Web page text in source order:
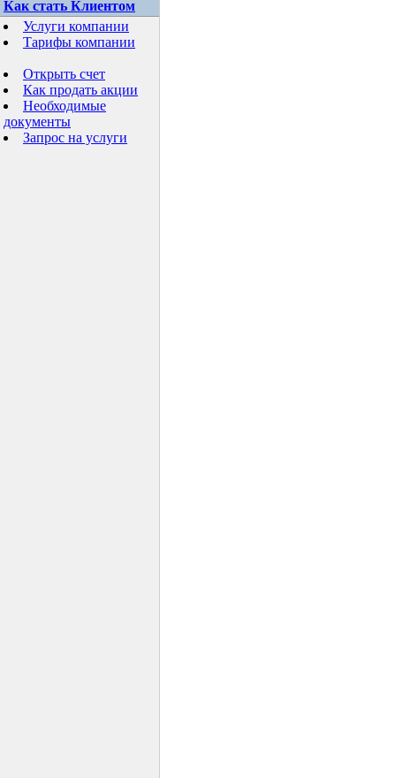
Как стать Клиентом
Услуги компании
Тарифы компании
Открыть счет
Как продать акции
Необходимые
документы
Запрос на услуги